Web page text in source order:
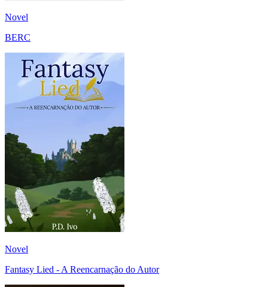
Novel
BERC
Novel
Fantasy Lied - A Reencarnação do Autor